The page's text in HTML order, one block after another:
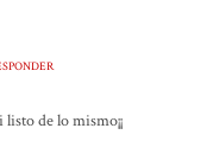
de lo mismo¡¡